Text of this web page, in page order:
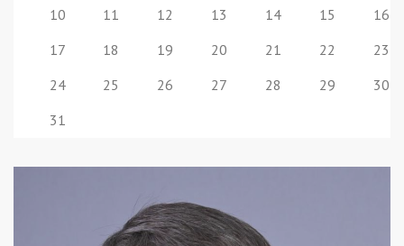
10
11 12 13 14 15
16
17
18 19 20 21 22
23
24
25 26 27 28 29
30
31